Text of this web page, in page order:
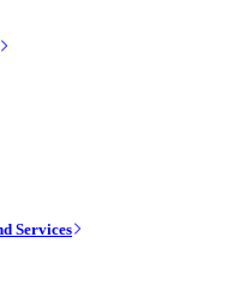
Services